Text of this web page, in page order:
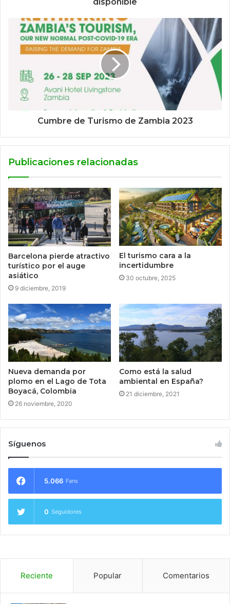
Cumbre de Turismo de Zambia 2023
Publicaciones relacionadas
Barcelona pierde atractivo
turístico por el auge
asiático
9 diciembre, 2019
El turismo cara a la
incertidumbre
30 octubre, 2025
Nueva demanda por
plomo en el Lago de Tota
Boyacá, Colombia
26 noviembre, 2020
Como está la salud
ambiental en España?
21 diciembre, 2021
Síguenos
5.066 Fans
0 Seguidores
Reciente Popular Comentarios